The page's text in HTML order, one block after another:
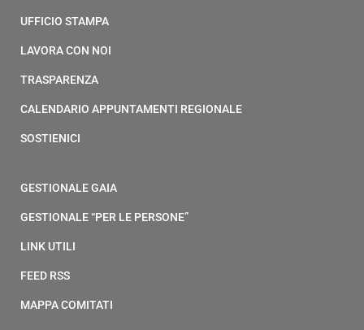
UFFICIO STAMPA
LAVORA CON NOI
TRASPARENZA
CALENDARIO APPUNTAMENTI REGIONALE
SOSTIENICI
GESTIONALE GAIA
GESTIONALE “PER LE PERSONE”
LINK UTILI
FEED RSS
MAPPA COMITATI